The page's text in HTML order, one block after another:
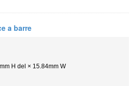
a barre
H del × 15.84mm W